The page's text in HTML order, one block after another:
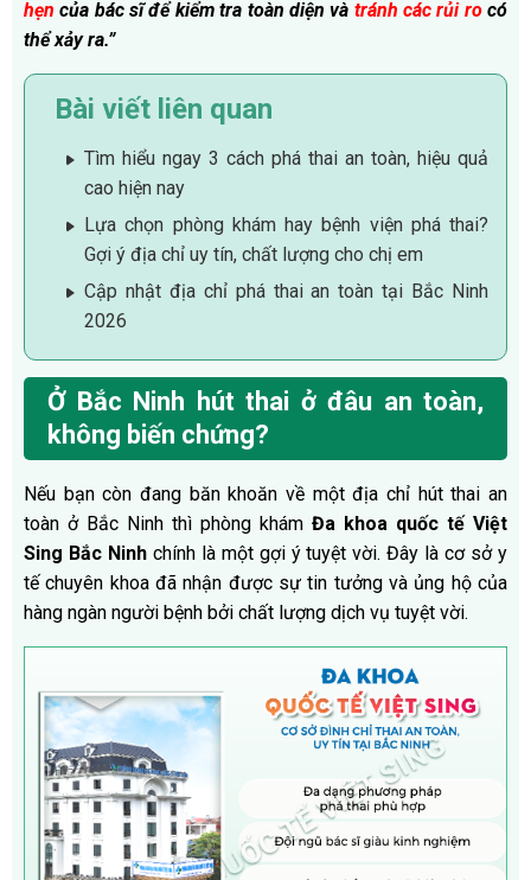
hẹn của bác sĩ để kiểm tra toàn diện và tránh các rủi rocó
thể xảy ra.”
Bài viết liên quan
Tìm hiểu ngay 3 cách phá thai an toàn, hiệu quả
cao hiện nay
Lựa chọn phòng khám hay bệnh viện phá thai?
Gợi ý địa chỉ uy tín, chất lượng cho chị em
Cập nhật địa chỉ phá thai an toàn tại Bắc Ninh
2026
Ở Bắc Ninh hút thai ở đâu an toàn,
không biến chứng?
Nếu bạn còn đang băn khoăn về một địa chỉ hút thai an
toàn ở Bắc Ninh thì phòng khám Đa khoa quốc tế Việt
Sing Bắc Ninhchính là một gợi ý tuyệt vời. Đây là cơ sở y
tế chuyên khoa đã nhận được sự tin tưởng và ủng hộ của
hàng ngàn người bệnh bởi chất lượng dịch vụ tuyệt vời.